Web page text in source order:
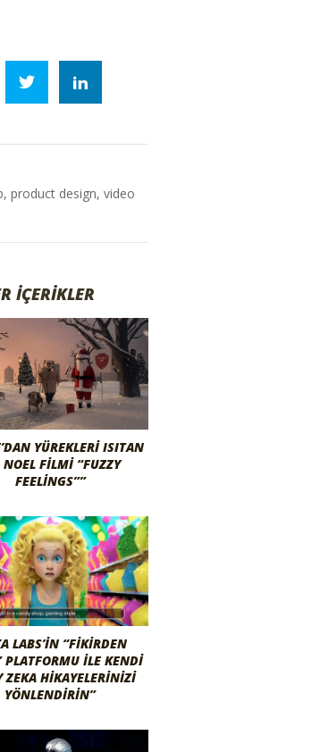
, product design, video
İÇERİKLER
YÜREKLERI ISITAN
NOEL FILMI “FUZZY
FEELINGS””
LABS’IN “FIKIRDEN
PLATFORMU ILE KENDI
ZEKA HIKAYELERINIZI
YÖNLENDIRIN”